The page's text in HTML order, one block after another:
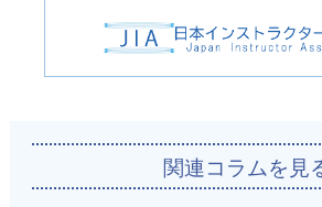
関連コラムを見